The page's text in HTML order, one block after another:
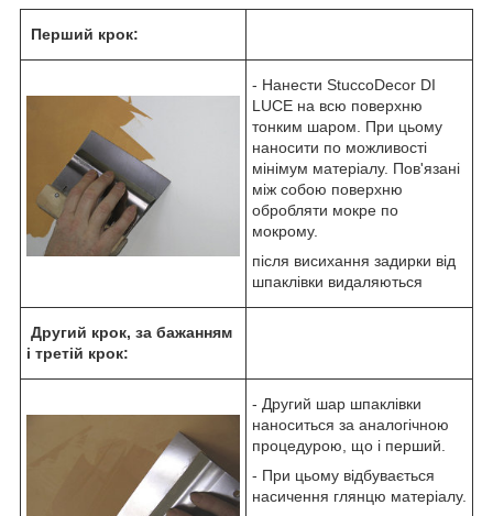
Перший крок:
- Нанести StuccoDecor DI
LUCE на всю поверхню
тонким шаром. При цьому
наносити по можливості
мінімум матеріалу. Пов'язані
між собою поверхню
обробляти мокре по
мокрому.
після висихання задирки від
шпаклівки видаляються
Другий крок, за бажанням
і третій крок:
- Другий шар шпаклівки
наноситься за аналогічною
процедурою, що і перший.
- При цьому відбувається
насичення глянцю матеріалу.